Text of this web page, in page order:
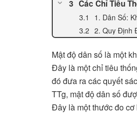
Các Chỉ Tiêu
1. Dân Số:
2. Quy Định
Mật độ dân số là một
Đây là một chỉ tiêu
đó đưa ra các quyết
TTg, mật độ dân số
Đây là một thước đo